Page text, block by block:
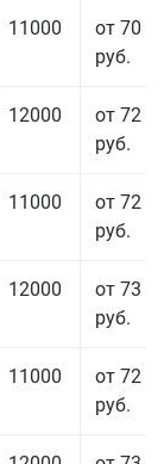
11000
от 70
руб.
12000
от 72
руб.
11000
от 72
руб.
12000
от 73
руб.
11000
от 72
руб.